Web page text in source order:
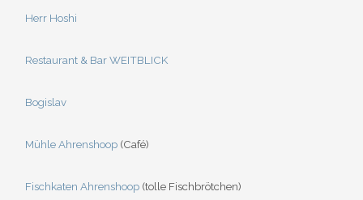
Herr Hoshi
Restaurant & Bar WEITBLICK
Bogislav
Mühle Ahrenshoop (Café)
Fischkaten Ahrenshoop (tolle Fischbrötchen)